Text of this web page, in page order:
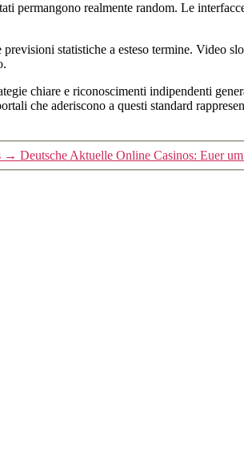
permangono realmente random. Le
statistiche a esteso termine. Video
chiare e riconoscimenti indipendenti
che aderiscono a questi standard
→ Deutsche Aktuelle Online Casinos: Euer